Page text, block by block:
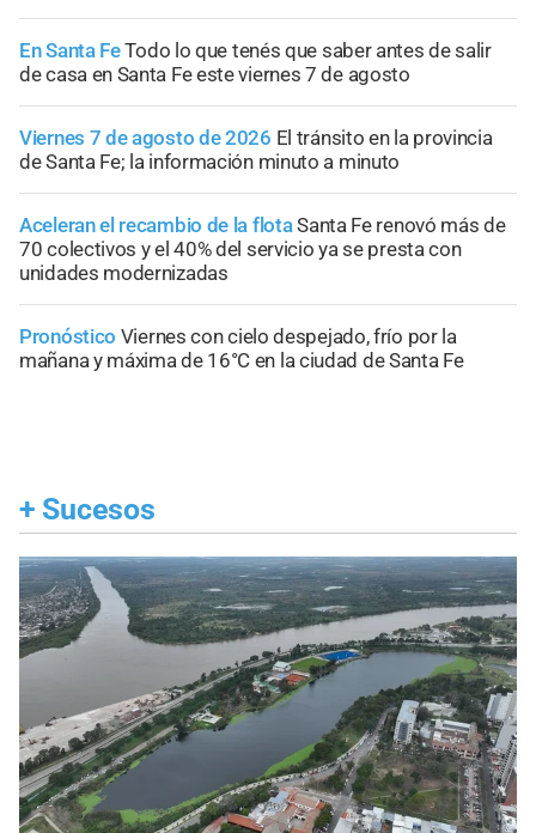
En Santa FeTodo lo que tenés que saber antes de salir
de casa en Santa Fe este viernes 7 de agosto
Viernes 7 de agosto de 2026 El tránsito en la provincia
de Santa Fe; la información minuto a minuto
Aceleran el recambio de la flotaSanta Fe renovó más de
70 colectivos y el 40% del servicio ya se presta con
unidades modernizadas
Pronóstico Viernes con cielo despejado, frío por la
mañana y máxima de 16°C en la ciudad de Santa Fe
+ Sucesos